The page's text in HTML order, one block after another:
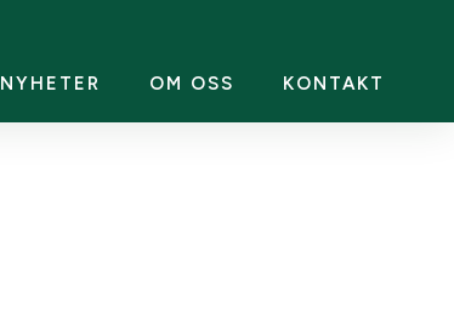
NYHETER OM OSS KONTAKT